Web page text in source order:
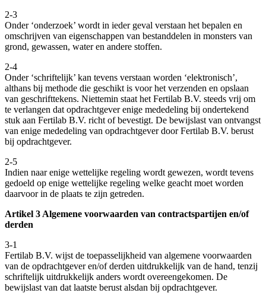
2-3
Onder ‘onderzoek’ wordt in ieder geval verstaan het bepalen en
omschrijven van eigenschappen van bestanddelen in monsters van
grond, gewassen, water en andere stoffen.
2-4
Onder ‘schriftelijk’ kan tevens verstaan worden ‘elektronisch’,
althans bij methode die geschikt is voor het verzenden en opslaan
van geschrifttekens. Niettemin staat het Fertilab B.V. steeds vrij om
te verlangen dat opdrachtgever enige mededeling bij ondertekend
stuk aan Fertilab B.V. richt of bevestigt. De bewijslast van ontvangst
van enige mededeling van opdrachtgever door Fertilab B.V. berust
bij opdrachtgever.
2-5
Indien naar enige wettelijke regeling wordt gewezen, wordt tevens
gedoeld op enige wettelijke regeling welke geacht moet worden
daarvoor in de plaats te zijn getreden.
Artikel 3 Algemene voorwaarden van contractspartijen en/of
derden
3-1
Fertilab B.V. wijst de toepasselijkheid van algemene voorwaarden
van de opdrachtgever en/of derden uitdrukkelijk van de hand, tenzij
schriftelijk uitdrukkelijk anders wordt overeengekomen. De
bewijslast van dat laatste berust alsdan bij opdrachtgever.